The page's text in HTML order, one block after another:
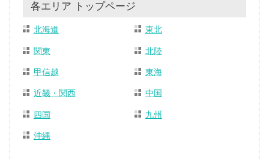
各エリア トップページ
北海道 東北
関東 北陸
甲信越 東海
近畿・関西 中国
四国 九州
沖縄